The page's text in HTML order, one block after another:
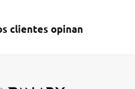
clientes opinan